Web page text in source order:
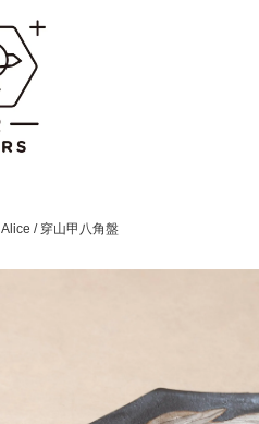
Alice / 穿山甲八角盤